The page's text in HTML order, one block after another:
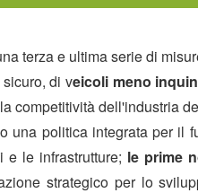
terza e ultima serie di
di veicoli meno
competitività dell'industria
una politica integrata per il
le infrastrutture; le prime
strategico per lo